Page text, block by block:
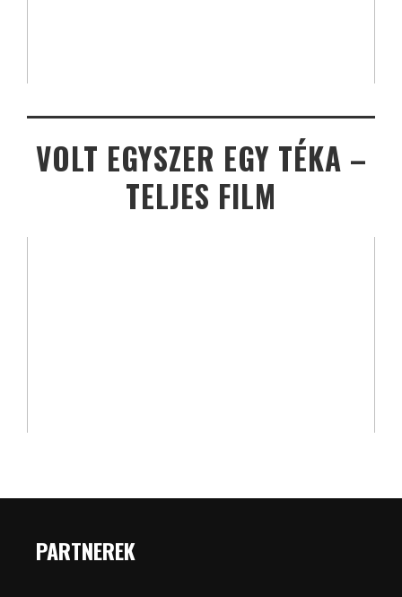
VOLT EGYSZER EGY TÉKA –
TELJES FILM
PARTNEREK